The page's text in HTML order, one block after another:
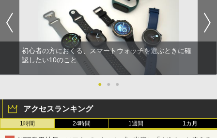
初心者の方におくる、スマートウォッチを選ぶときに確
認したい10のこと
● ● ●
アクセスランキング
1時間 24時間 1週間 1カ月